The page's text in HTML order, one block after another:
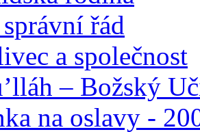
řád
a společnost
– Božský
na oslavy -